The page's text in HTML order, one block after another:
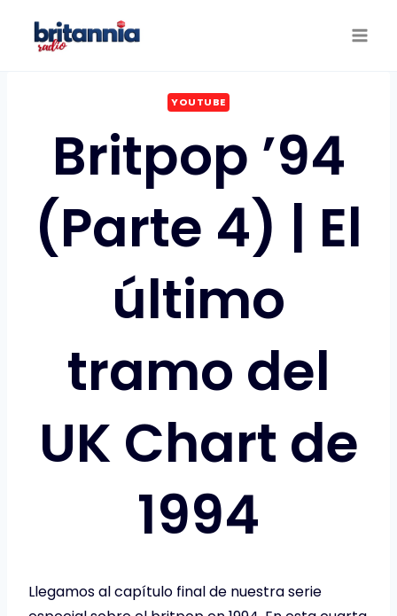
YOUTUBE
Britpop ’94
(Parte 4) | El
último
tramo del
UK Chart de
1994
Llegamos al capítulo final de nuestra serie